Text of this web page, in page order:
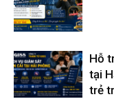
Hỗ
tại
trẻ